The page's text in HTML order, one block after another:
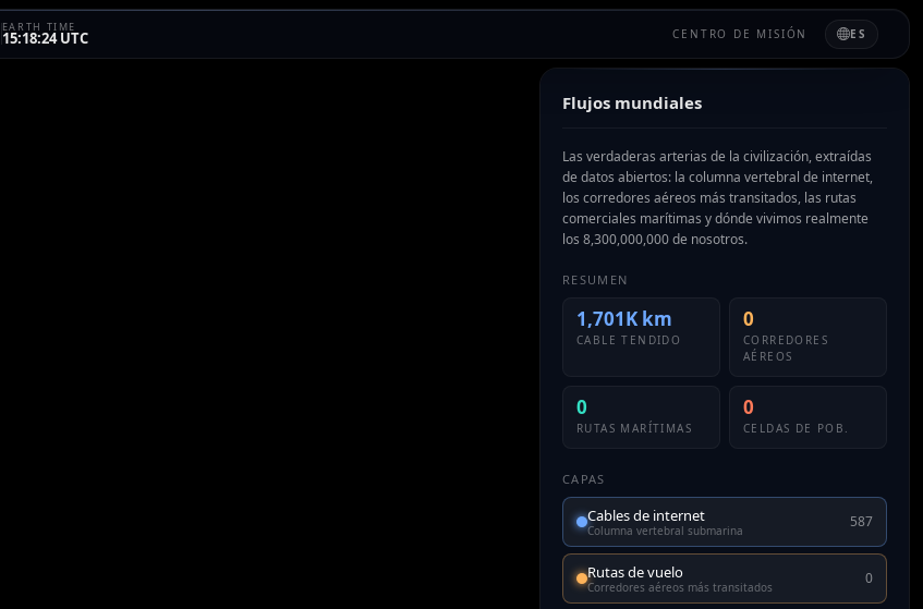
EARTH TIME
15:18:24 UTC CENTRO DE MISIÓN ES
Flujos mundiales
Las verdaderas arterias de la civilización, extraídas
de datos abiertos: la columna vertebral de internet,
los corredores aéreos más transitados, las rutas
comerciales marítimas y dónde vivimos realmente
los 8,300,000,000 de nosotros.
RESUMEN
1,701K km
CABLE TENDIDO
0
CORREDORES
AÉREOS
0
RUTAS MARÍTIMAS
0
CELDAS DE POB.
CAPAS
Cables de internet
Columna vertebral submarina 587
Rutas de vuelo
Corredores aéreos más transitados 0